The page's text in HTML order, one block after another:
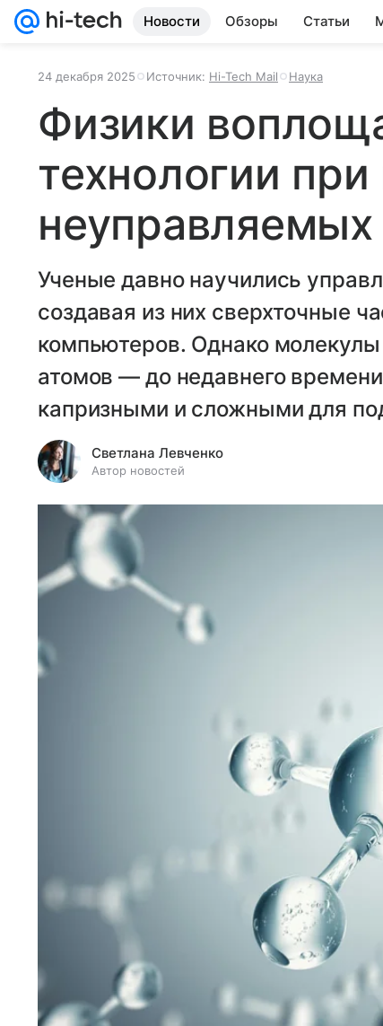
Новости Обзоры Статьи
24 декабря 2025 Источник: Hi-Tech Mail Наука
Физики
технологии
Ученые давно научились
создавая из них сверхточные
компьютеров. Однако
атомов — до недавнего
капризными и сложными для
Светлана Левченко
Автор новостей